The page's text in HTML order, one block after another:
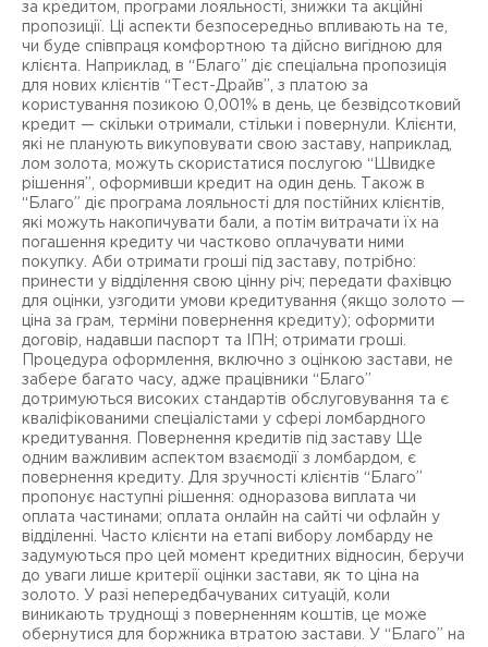
за кредитом, програми лояльності, знижки та акційні
пропозиції. Ці аспекти безпосередньо впливають на те,
чи буде співпраця комфортною та дійсно вигідною для
клієнта. Наприклад, в “Благо” діє спеціальна пропозиція
для нових клієнтів “Тест-Драйв”, з платою за
користування позикою 0,001% в день, це безвідсотковий
кредит — скільки отримали, стільки і повернули. Клієнти,
які не планують викуповувати свою заставу, наприклад,
лом золота, можуть скористатися послугою “Швидке
рішення”, оформивши кредит на один день. Також в
“Благо” діє програма лояльності для постійних клієнтів,
які можуть накопичувати бали, а потім витрачати їх на
погашення кредиту чи частково оплачувати ними
покупку. Аби отримати гроші під заставу, потрібно:
принести у відділення свою цінну річ; передати фахівцю
для оцінки, узгодити умови кредитування (якщо золото —
ціна за грам, терміни повернення кредиту); оформити
договір, надавши паспорт та ІПН; отримати гроші.
Процедура оформлення, включно з оцінкою застави, не
забере багато часу, адже працівники “Благо”
дотримуються високих стандартів обслуговування та є
кваліфікованими спеціалістами у сфері ломбардного
кредитування. Повернення кредитів під заставу Ще
одним важливим аспектом взаємодії з ломбардом, є
повернення кредиту. Для зручності клієнтів “Благо”
пропонує наступні рішення: одноразова виплата чи
оплата частинами; оплата онлайн на сайті чи офлайн у
відділенні. Часто клієнти на етапі вибору ломбарду не
задумуються про цей момент кредитних відносин, беручи
до уваги лише критерії оцінки застави, як то ціна на
золото. У разі непередбачуваних ситуацій, коли
виникають труднощі з поверненням коштів, це може
обернутися для боржника втратою застави. У “Благо” на